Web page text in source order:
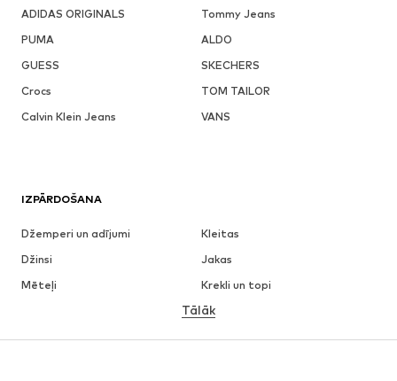
ADIDAS ORIGINALS
Tommy Jeans
PUMA
ALDO
GUESS
SKECHERS
Crocs
TOM TAILOR
Calvin Klein Jeans
VANS
IZPĀRDOŠANA
Džemperi un adījumi
Kleitas
Džinsi
Jakas
Mēteļi
Krekli un topi
Apakšveļa
Svārki
Blūzes un tunikas
Tālāk